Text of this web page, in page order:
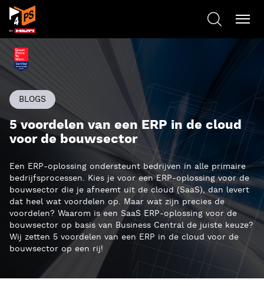
BLOGS
5 voordelen van een ERP in de cloud
voor de bouwsector
Een ERP-oplossing ondersteunt bedrijven in alle primaire
bedrijfsprocessen. Kies je voor een ERP-oplossing voor de
bouwsector die je afneemt uit de cloud (SaaS), dan levert
dat heel wat voordelen op. Maar wat zijn precies de
voordelen? Waarom is een SaaS ERP-oplossing voor de
bouwsector op basis van Business Central de juiste keuze?
Wij zetten 5 voordelen van een ERP in de cloud voor de
bouwsector op een rij!